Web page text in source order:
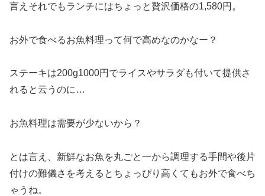
言えそれでもランチにはちょっと贅沢価格の1,580円。
お外で食べるお魚料理って何で高めなのかなー？
ステーキは200g1000円でライスやサラダも付いて提供さ
れると云うのに…
お魚料理は需要が少ないから？
とは言え、新鮮なお魚を丸ごと一から調理する手間や後片
付けの難儀さを考えるとちょっぴり高くてもお外で食べち
ゃうね。